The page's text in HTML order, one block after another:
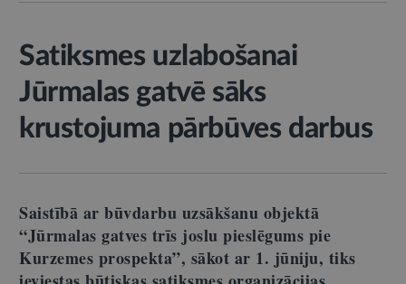
Satiksmes uzlabošanai
Jūrmalas gatvē sāks
krustojuma pārbūves darbus
Saistībā ar būvdarbu uzsākšanu objektā
“Jūrmalas gatves trīs joslu pieslēgums pie
Kurzemes prospekta”, sākot ar 1. jūniju, tiks